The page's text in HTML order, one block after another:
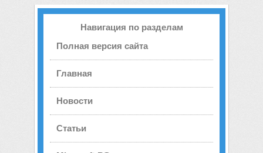
Навигация по разделам
Полная версия сайта
Главная
Новости
Статьи